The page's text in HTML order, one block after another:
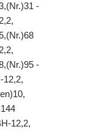
-
-
12,2,
12,2,